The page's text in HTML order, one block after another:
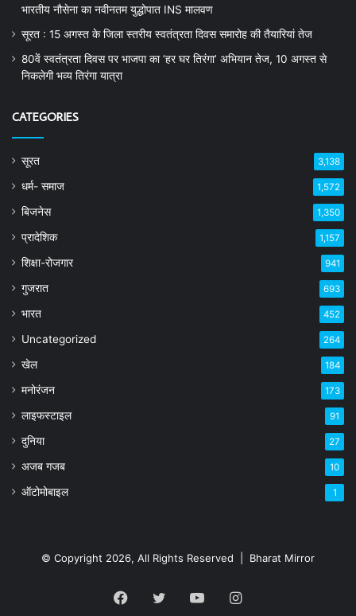
भारतीय नौसेना का नवीनतम युद्धोपात INS मालवण
सूरत : 15 अगस्त के जिला स्तरीय स्वतंत्रता दिवस समारोह की तैयारियां तेज
80वें स्वतंत्रता दिवस पर भाजपा का ‘हर घर तिरंगा’ अभियान तेज, 10 अगस्त से
निकलेगी भव्य तिरंगा यात्रा
CATEGORIES
सूरत 3,138
धर्म- समाज 1,572
बिजनेस 1,350
प्रादेशिक 1,157
शिक्षा-रोजगार 941
गुजरात 693
भारत 452
Uncategorized 264
खेल 184
मनोरंजन 173
लाइफस्टाइल 91
दुनिया 27
अजब गजब 10
ऑटोमोबाइल 1
© Copyright 2026, All Rights Reserved | Bharat Mirror
Facebook
Twitter YouTubeInstagram